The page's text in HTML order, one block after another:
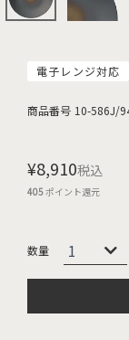
電子レンジ対応
商品番号 10-586J/
¥8,910税込
405ポイント還元